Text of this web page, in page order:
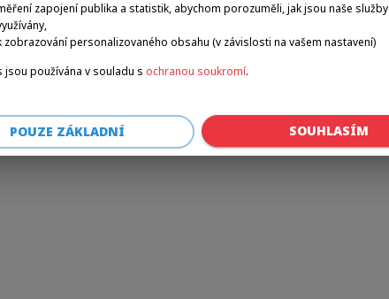
zapojení publika a statistik, abychom porozuměli, jak jsou naše služby
zobrazování personalizovaného obsahu (v závislosti na vašem nastavení)
jsou používána v souladu s ochranou soukromí.
POUZE ZÁKLADNÍ SOUHLASÍM